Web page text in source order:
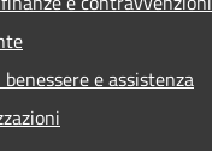
e assistenza